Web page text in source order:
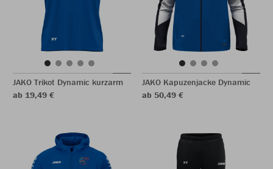
JAKO Trikot Dynamic kurzarm
ab 19,49 €
JAKO Kapuzenjacke Dynamic
ab 50,49 €